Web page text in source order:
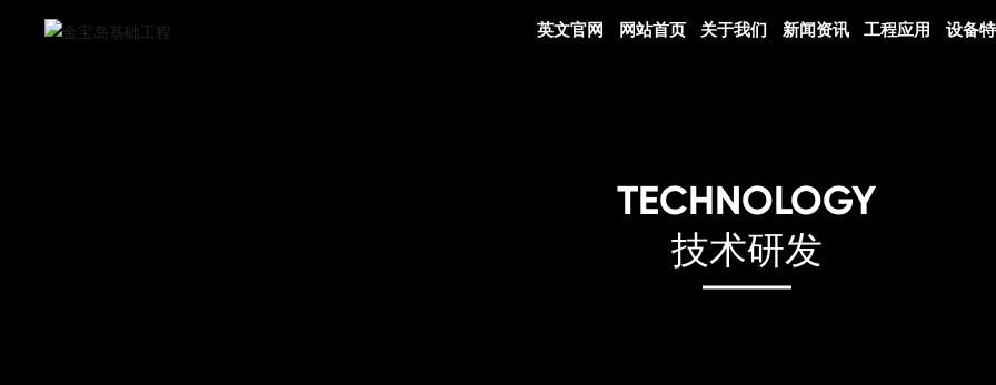
英文官网 网站首页 关于我们 新闻资讯 工程应用 设备
TECHNOLOGY
技术研发